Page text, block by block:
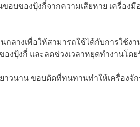
ของปุ้งกี๋จากความเสียหาย เครื่องมื
างเพื่อให้สามารถใช้ได้กับการใช้ง
งปุ้งกี๋ และลดช่วงเวลาหยุดทำงานโ
วนาน ขอบตัดที่ทนทานทำให้เครื่อง